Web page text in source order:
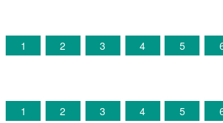
1 2 3 4 5
1 2 3 4 5